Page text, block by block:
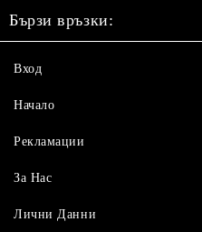
Бързи връзки:
Вход
Начало
Рекламации
За Нас
Лични Данни